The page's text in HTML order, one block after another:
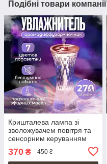
Подібні товари компанії
Кришталева лампа зі
зволожувачем повітря та
сенсорним керуванням
370 ₴ 450 ₴